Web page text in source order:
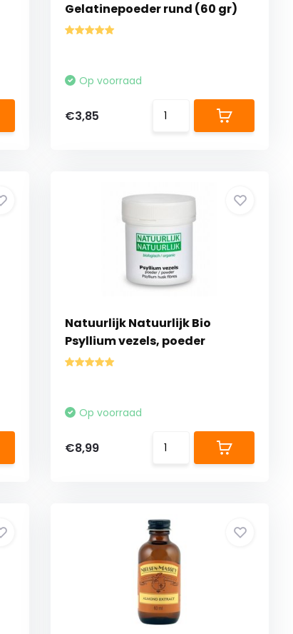
Gelatinepoeder rund (60 gr)
Op voorraad
€3,85
Natuurlijk Natuurlijk Bio
Psyllium vezels, poeder
Op voorraad
€8,99